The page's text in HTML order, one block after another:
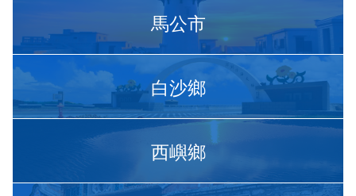
馬公市
白沙鄉
西嶼鄉